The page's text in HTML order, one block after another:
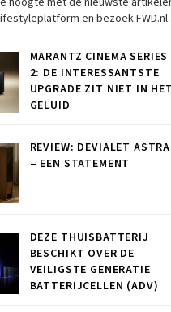
en bezoek FWD.nl.
MARANTZ CINEMA SERIES
2: DE INTERESSANTSTE
UPGRADE ZIT NIET IN HET
GELUID
REVIEW: DEVIALET ASTRA
– EEN STATEMENT
DEZE THUISBATTERIJ
BESCHIKT OVER DE
VEILIGSTE GENERATIE
BATTERIJCELLEN (ADV)